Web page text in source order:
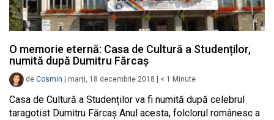
O memorie eternă: Casa de Cultură a Studenților,
numită după Dumitru Fărcaș
de Cosmin marți, 18 decembrie 2018 < 1 Minute
Casa de Cultură a Studenților va fi numită după celebrul
taragotist Dumitru Fărcaș Anul acesta, folclorul românesc a